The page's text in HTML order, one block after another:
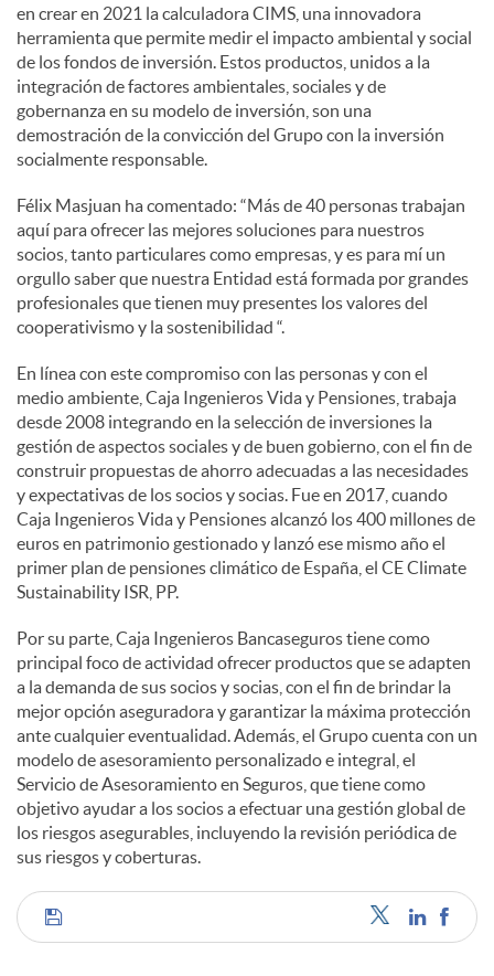
en crear en 2021 la calculadora CIMS, una innovadora
herramienta que permite medir el impacto ambiental y social
de los fondos de inversión. Estos productos, unidos a la
integración de factores ambientales, sociales y de
gobernanza en su modelo de inversión, son una
demostración de la convicción del Grupo con la inversión
socialmente responsable.
Félix Masjuan ha comentado: “Más de 40 personas trabajan
aquí para ofrecer las mejores soluciones para nuestros
socios, tanto particulares como empresas, y es para mí un
orgullo saber que nuestra Entidad está formada por grandes
profesionales que tienen muy presentes los valores del
cooperativismo y la sostenibilidad “.
En línea con este compromiso con las personas y con el
medio ambiente, Caja Ingenieros Vida y Pensiones, trabaja
desde 2008 integrando en la selección de inversiones la
gestión de aspectos sociales y de buen gobierno, con el fin de
construir propuestas de ahorro adecuadas a las necesidades
y expectativas de los socios y socias. Fue en 2017, cuando
Caja Ingenieros Vida y Pensiones alcanzó los 400 millones de
euros en patrimonio gestionado y lanzó ese mismo año el
primer plan de pensiones climático de España, el CE Climate
Sustainability ISR, PP.
Por su parte, Caja Ingenieros Bancaseguros tiene como
principal foco de actividad ofrecer productos que se adapten
a la demanda de sus socios y socias, con el fin de brindar la
mejor opción aseguradora y garantizar la máxima protección
ante cualquier eventualidad. Además, el Grupo cuenta con un
modelo de asesoramiento personalizado e integral, el
Servicio de Asesoramiento en Seguros, que tiene como
objetivo ayudar a los socios a efectuar una gestión global de
los riesgos asegurables, incluyendo la revisión periódica de
sus riesgos y coberturas.
C